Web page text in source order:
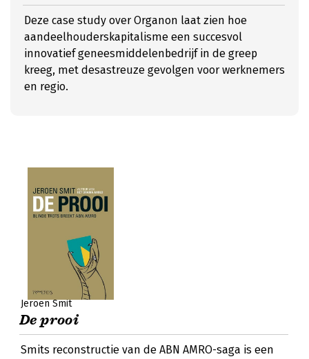
Deze case study over Organon laat zien hoe
aandeelhouderskapitalisme een succesvol
innovatief geneesmiddelenbedrijf in de greep
kreeg, met desastreuze gevolgen voor werknemers
en regio.
Jeroen Smit
De prooi
Smits reconstructie van de ABN AMRO-saga is een